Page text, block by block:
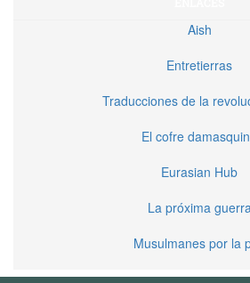
Aish
Entretierras
Traducciones de la
El cofre
Eurasian Hub
La próxima
Musulmanes por la